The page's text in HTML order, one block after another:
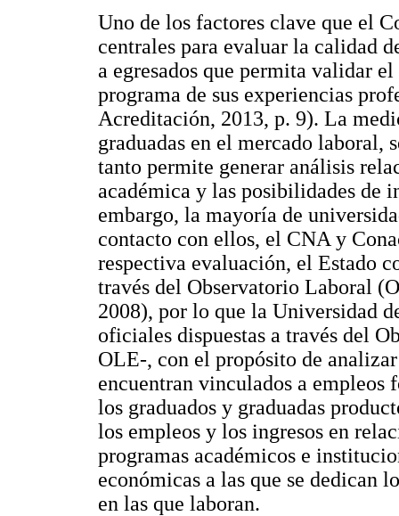
Uno de los factores clave que el
centrales para evaluar la calidad
a egresados que permita validar
programa de sus experiencias
Acreditación, 2013, p. 9). La
graduadas en el mercado laboral,
tanto permite generar análisis
académica y las posibilidades de
embargo, la mayoría de
contacto con ellos, el CNA y
respectiva evaluación, el Estado
través del Observatorio Laboral
2008), por lo que la Universidad
oficiales dispuestas a través del
OLE-, con el propósito de
encuentran vinculados a empleos
los graduados y graduadas
los empleos y los ingresos en
programas académicos e
económicas a las que se dedican
en las que laboran.